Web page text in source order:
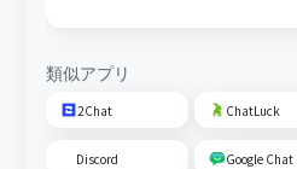
類似アプリ
2Chat ChatLuck
Discord Google Chat